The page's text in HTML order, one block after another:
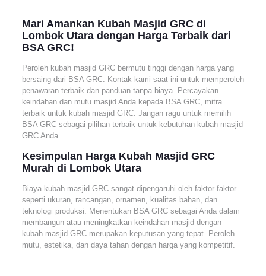
Mari Amankan Kubah Masjid GRC di
Lombok Utara dengan Harga Terbaik dari
BSA GRC!
Peroleh kubah masjid GRC bermutu tinggi dengan harga yang
bersaing dari BSA GRC. Kontak kami saat ini untuk memperoleh
penawaran terbaik dan panduan tanpa biaya. Percayakan
keindahan dan mutu masjid Anda kepada BSA GRC, mitra
terbaik untuk kubah masjid GRC. Jangan ragu untuk memilih
BSA GRC sebagai pilihan terbaik untuk kebutuhan kubah masjid
GRC Anda.
Kesimpulan Harga Kubah Masjid GRC
Murah di Lombok Utara
Biaya kubah masjid GRC sangat dipengaruhi oleh faktor-faktor
seperti ukuran, rancangan, ornamen, kualitas bahan, dan
teknologi produksi. Menentukan BSA GRC sebagai Anda dalam
membangun atau meningkatkan keindahan masjid dengan
kubah masjid GRC merupakan keputusan yang tepat. Peroleh
mutu, estetika, dan daya tahan dengan harga yang kompetitif.